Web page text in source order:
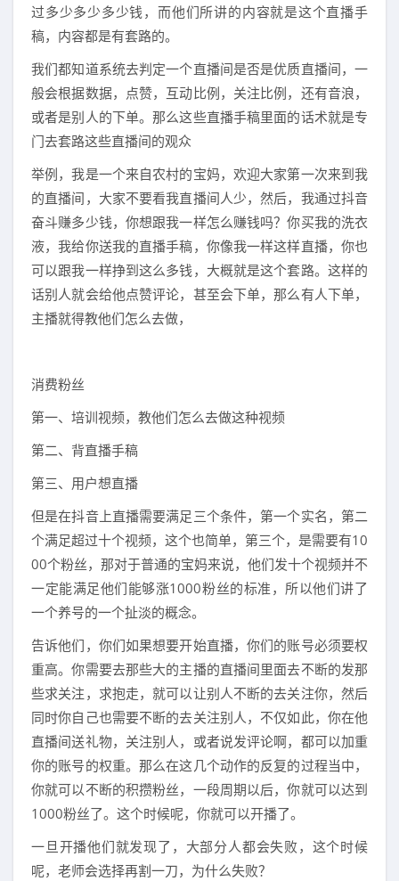
过多少多少多少钱，而他们所讲的内容就是这个直播手
稿，内容都是有套路的。
我们都知道系统去判定一个直播间是否是优质直播间，一
般会根据数据，点赞，互动比例，关注比例，还有音浪，
或者是别人的下单。那么这些直播手稿里面的话术就是专
门去套路这些直播间的观众
举例，我是一个来自农村的宝妈，欢迎大家第一次来到我
的直播间，大家不要看我直播间人少，然后，我通过抖音
奋斗赚多少钱，你想跟我一样怎么赚钱吗？你买我的洗衣
液，我给你送我的直播手稿，你像我一样这样直播，你也
可以跟我一样挣到这么多钱，大概就是这个套路。这样的
话别人就会给他点赞评论，甚至会下单，那么有人下单，
主播就得教他们怎么去做，
消费粉丝
第一、培训视频，教他们怎么去做这种视频
第二、背直播手稿
第三、用户想直播
但是在抖音上直播需要满足三个条件，第一个实名，第二
个满足超过十个视频，这个也简单，第三个，是需要有10
00个粉丝，那对于普通的宝妈来说，他们发十个视频并不
一定能满足他们能够涨1000粉丝的标准，所以他们讲了
一个养号的一个扯淡的概念。
告诉他们，你们如果想要开始直播，你们的账号必须要权
重高。你需要去那些大的主播的直播间里面去不断的发那
些求关注，求抱走，就可以让别人不断的去关注你，然后
同时你自己也需要不断的去关注别人，不仅如此，你在他
直播间送礼物，关注别人，或者说发评论啊，都可以加重
你的账号的权重。那么在这几个动作的反复的过程当中，
你就可以不断的积攒粉丝，一段周期以后，你就可以达到
1000粉丝了。这个时候呢，你就可以开播了。
一旦开播他们就发现了，大部分人都会失败，这个时候
呢，老师会选择再割一刀，为什么失败？